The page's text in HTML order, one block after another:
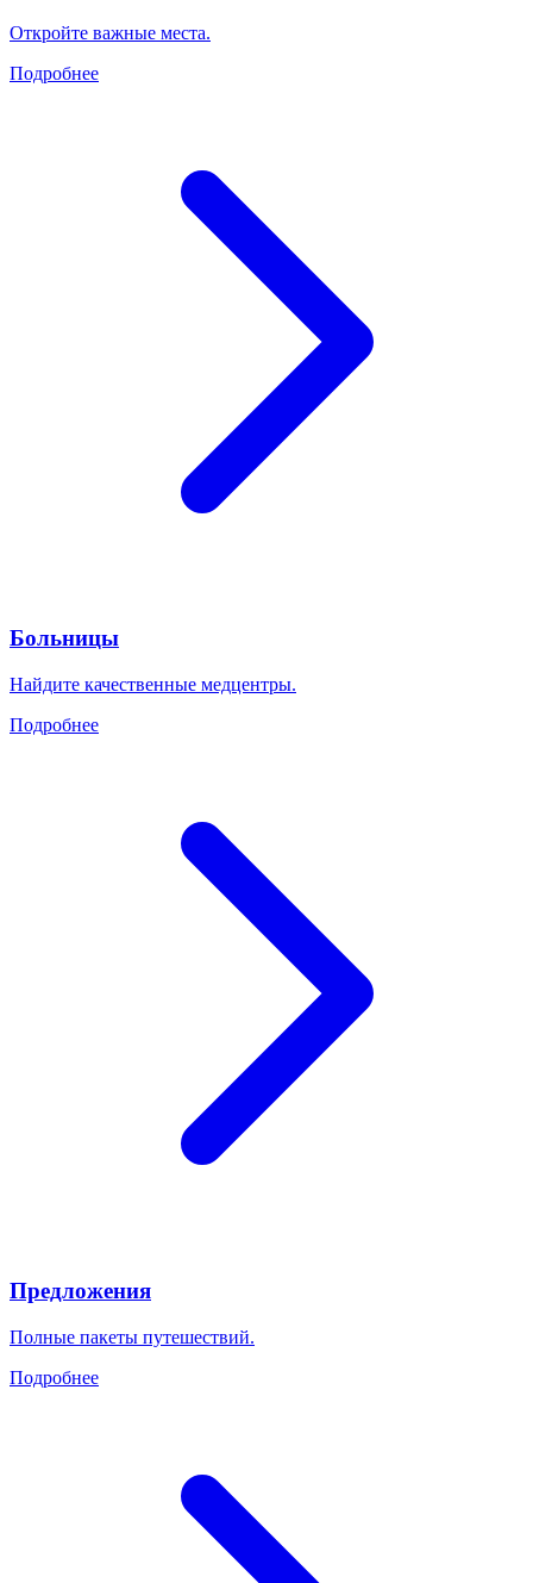
Откройте важные места.
Подробнее
Больницы
Найдите качественные медцентры.
Подробнее
Предложения
Полные пакеты путешествий.
Подробнее